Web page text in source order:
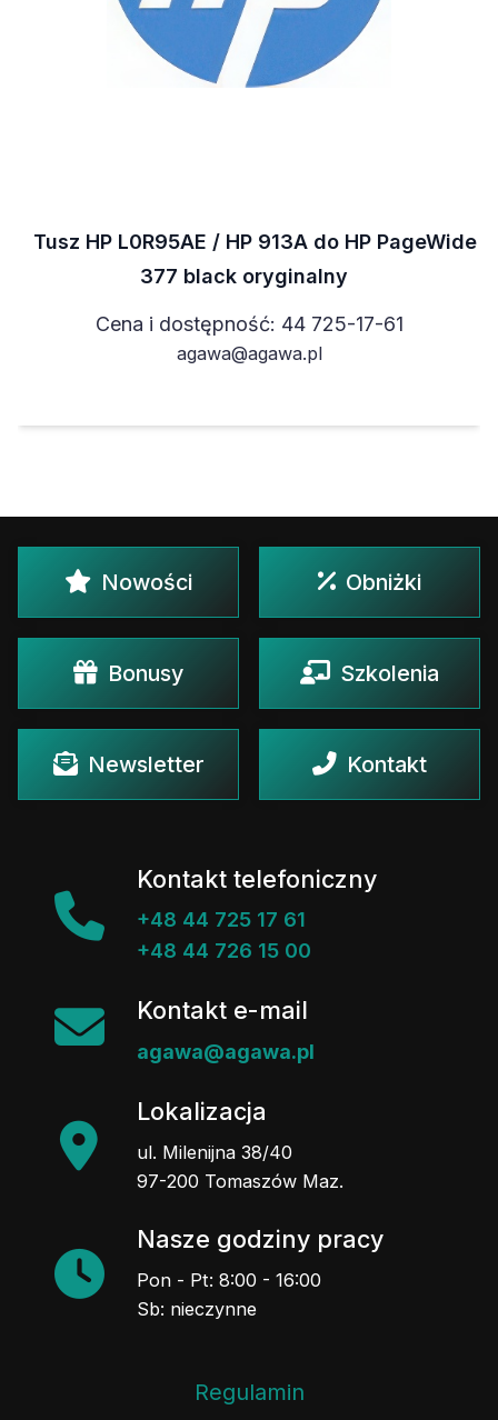
Tusz HP L0R95AE / HP 913A do HP PageWide
377 black oryginalny
Cena i dostępność: 44 725-17-61
agawa@agawa.pl
Nowości Obniżki
Bonusy Szkolenia
Newsletter Kontakt
Kontakt telefoniczny
+48 44 725 17 61
+48 44 726 15 00
Kontakt e-mail
agawa@agawa.pl
Lokalizacja
ul. Milenijna 38/40
97-200 Tomaszów Maz.
Nasze godziny pracy
Pon - Pt: 8:00 - 16:00
Sb: nieczynne
Regulamin